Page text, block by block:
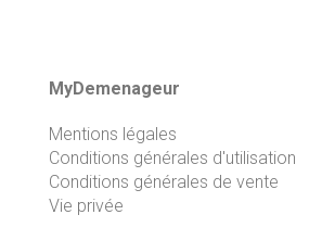
MyDemenageur
Mentions légales
Conditions générales d'utilisation
Conditions générales de vente
Vie privée